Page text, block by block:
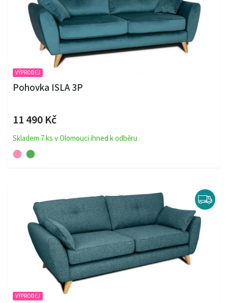
VÝPRODEJ
Pohovka ISLA 3P
11 490 Kč
Skladem 7 ks v Olomouci ihned k odběru
VÝPRODEJ